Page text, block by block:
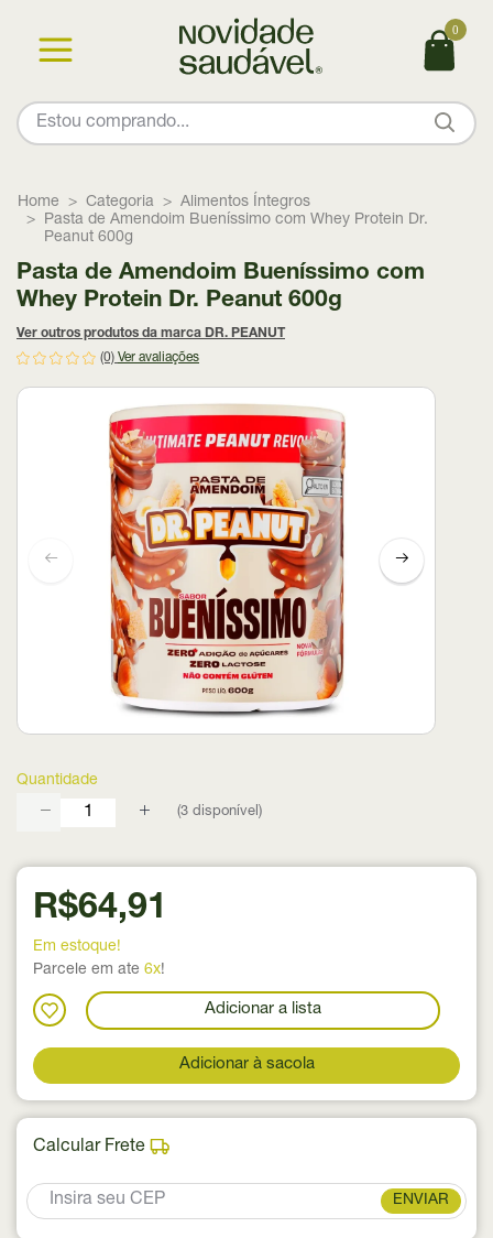
0
Home Categoria
Alimentos Íntegros
Pasta de Amendoim Bueníssimo com Whey Protein Dr.
Peanut 600g
Quantidade
(3 disponível)
Pasta de Amendoim Bueníssimo com
Whey Protein Dr. Peanut 600g
Ver outros produtos da marca DR. PEANUT
(0) Ver avaliações
R$64,91
Em estoque!
Parcele em ate 6x!
Adicionar a lista
Adicionar à sacola
Calcular Frete
ENVIAR